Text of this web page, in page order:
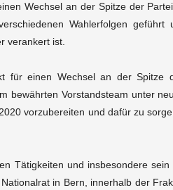
Wechsel an der Spitze der
Wahlerfolgen
verankert ist.
für einen Wechsel an der Spitze
bewährten Vorstandsteam unter
vorzubereiten und dafür zu
Tätigkeiten und insbesondere
in Bern, innerhalb der